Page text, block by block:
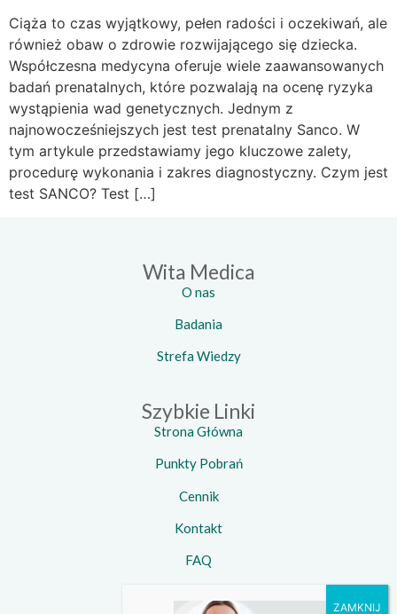
Ciąża to czas wyjątkowy, pełen radości i oczekiwań, ale
również obaw o zdrowie rozwijającego się dziecka.
Współczesna medycyna oferuje wiele zaawansowanych
badań prenatalnych, które pozwalają na ocenę ryzyka
wystąpienia wad genetycznych. Jednym z
najnowocześniejszych jest test prenatalny Sanco. W
tym artykule przedstawiamy jego kluczowe zalety,
procedurę wykonania i zakres diagnostyczny. Czym jest
test SANCO? Test […]
Wita Medica
O nas
Badania
Strefa Wiedzy
Szybkie Linki
Strona Główna
Punkty Pobrań
Cennik
Kontakt
FAQ